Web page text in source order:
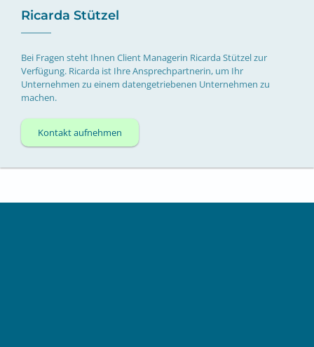
Ricarda Stützel
Bei Fragen steht Ihnen Client Managerin Ricarda Stützel zur
Verfügung. Ricarda ist Ihre Ansprechpartnerin, um Ihr
Unternehmen zu einem datengetriebenen Unternehmen zu
machen.
Kontakt aufnehmen